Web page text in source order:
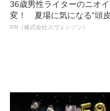
36歳男性ライターのニオ
変！ 夏場に気になる“頭
オイ”や“ベタつき”を解消す
PR（株式会社スヴェンソン）